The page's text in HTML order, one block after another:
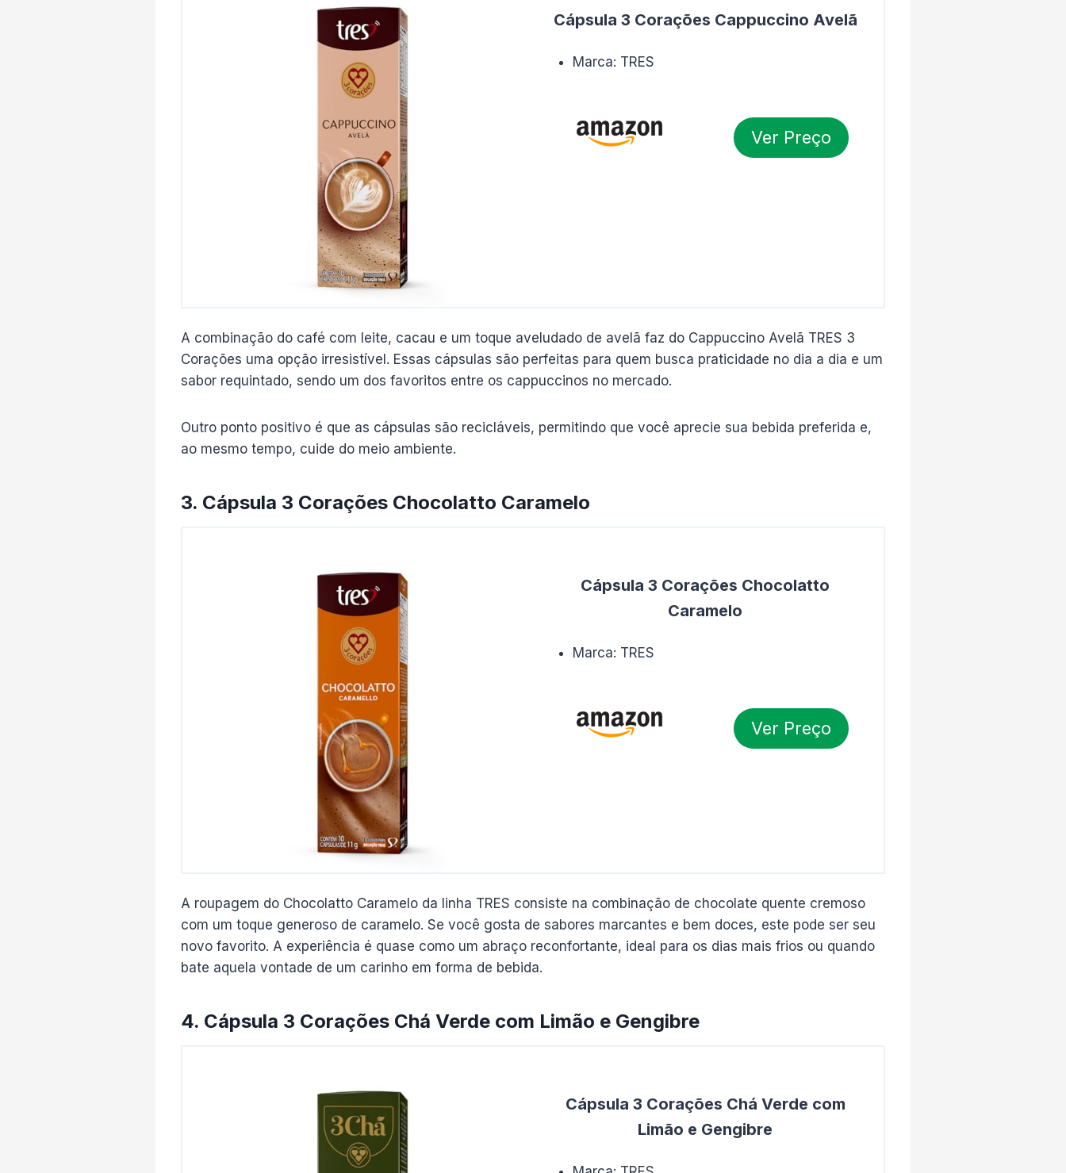
Cápsula 3 Corações Cappuccino Avelã
Marca: TRES
Ver Preço
A combinação do café com leite, cacau e um toque aveludado de avelã faz do Cappuccino Avelã TRES 3
Corações uma opção irresistível. Essas cápsulas são perfeitas para quem busca praticidade no dia a dia e um
sabor requintado, sendo um dos favoritos entre os cappuccinos no mercado.
Outro ponto positivo é que as cápsulas são recicláveis, permitindo que você aprecie sua bebida preferida e,
ao mesmo tempo, cuide do meio ambiente.
3. Cápsula 3 Corações Chocolatto Caramelo
Cápsula 3 Corações Chocolatto
Caramelo
Marca: TRES
Ver Preço
A roupagem do Chocolatto Caramelo da linha TRES consiste na combinação de chocolate quente cremoso
com um toque generoso de caramelo. Se você gosta de sabores marcantes e bem doces, este pode ser seu
novo favorito. A experiência é quase como um abraço reconfortante, ideal para os dias mais frios ou quando
bate aquela vontade de um carinho em forma de bebida.
4. Cápsula 3 Corações Chá Verde com Limão e Gengibre
Cápsula 3 Corações Chá Verde com
Limão e Gengibre